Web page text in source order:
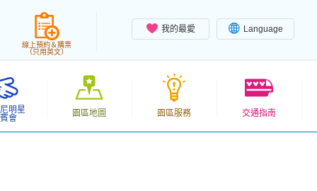
我的最愛 Language
線上預約＆購票
（只用英文）
明星
會
園區地圖 園區服務 交通指南